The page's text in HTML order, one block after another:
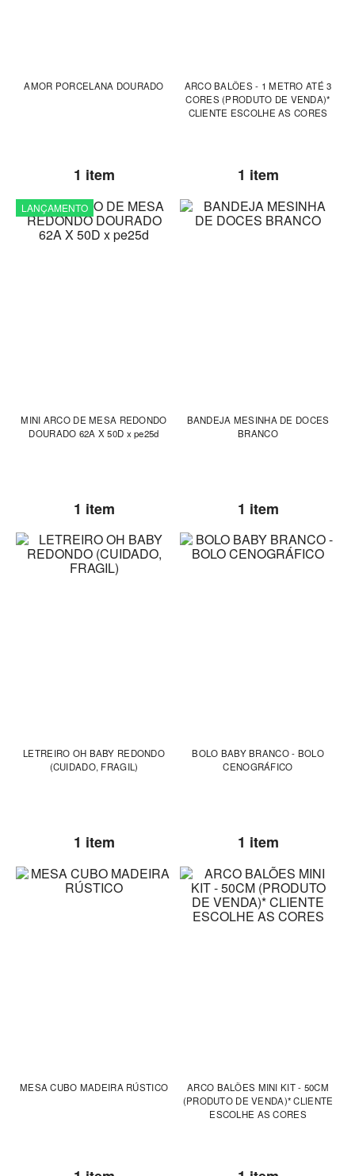
AMOR PORCELANA DOURADO
1 item
ARCO BALÕES - 1 METRO ATÉ 3
CORES (PRODUTO DE VENDA)*
CLIENTE ESCOLHE AS CORES
1 item
LANÇAMENTO
MINI ARCO DE MESA REDONDO
DOURADO 62A X 50D x pe25d
1 item
BANDEJA MESINHA DE DOCES
BRANCO
1 item
LETREIRO OH BABY REDONDO
(CUIDADO, FRAGIL)
1 item
BOLO BABY BRANCO - BOLO
CENOGRÁFICO
1 item
MESA CUBO MADEIRA RÚSTICO
ARCO BALÕES MINI KIT - 50CM
(PRODUTO DE VENDA)* CLIENTE
ESCOLHE AS CORES